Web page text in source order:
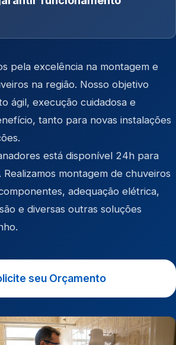
pela excelência na montagem e
na região. Nosso objetivo
ágil, execução cuidadosa e
tanto para novas instalações
está disponível 24h para
montagem de chuveiros
adequação elétrica,
e diversas outras soluções
seu Orçamento